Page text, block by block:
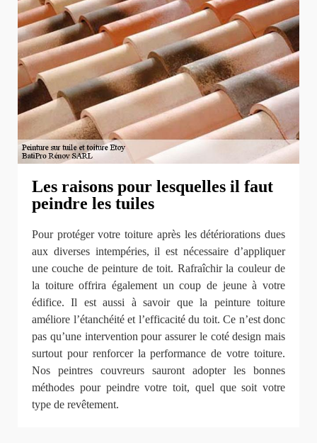
Les raisons pour lesquelles il faut
peindre les tuiles
Pour protéger votre toiture après les détériorations dues
aux diverses intempéries, il est nécessaire d’appliquer
une couche de peinture de toit. Rafraîchir la couleur de
la toiture offrira également un coup de jeune à votre
édifice. Il est aussi à savoir que la peinture toiture
améliore l’étanchéité et l’efficacité du toit. Ce n’est donc
pas qu’une intervention pour assurer le coté design mais
surtout pour renforcer la performance de votre toiture.
Nos peintres couvreurs sauront adopter les bonnes
méthodes pour peindre votre toit, quel que soit votre
type de revêtement.